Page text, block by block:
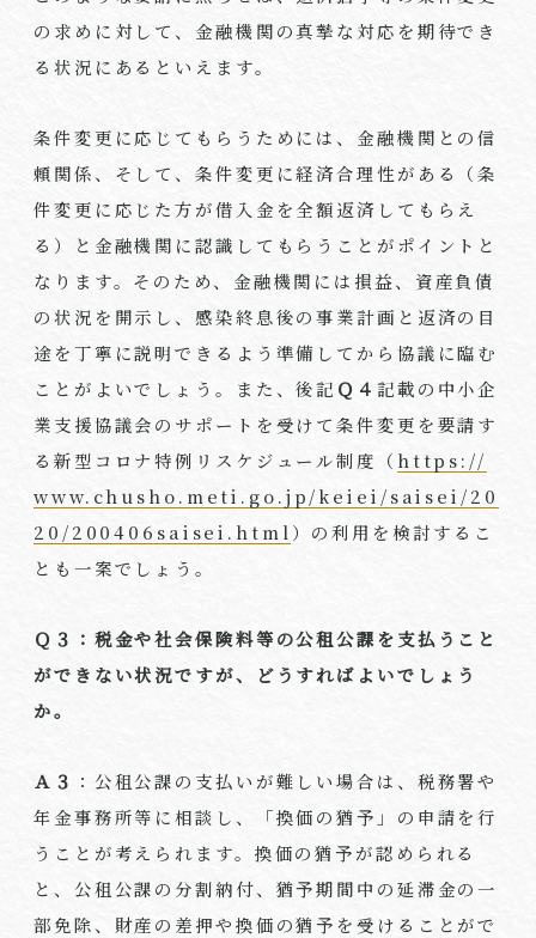
の求めに対して、金融機関の真摯な対応を期待でき
る状況にあるといえます。
条件変更に応じてもらうためには、金融機関との信
頼関係、そして、条件変更に経済合理性がある（条
件変更に応じた方が借入金を全額返済してもらえ
る）と金融機関に認識してもらうことがポイントと
なります。そのため、金融機関には損益、資産負債
の状況を開示し、感染終息後の事業計画と返済の目
途を丁寧に説明できるよう準備してから協議に臨む
ことがよいでしょう。また、後記 Ｑ４ 記載の中小企
業支援協議会のサポートを受けて条件変更を要請す
る新型コロナ特例リスケジュール制度（ https://
www.chusho.meti.go.jp/keiei/saisei/20
20/200406saisei.html ）の利用を検討するこ
とも一案でしょう。
Ｑ３：税金や社会保険料等の公租公課を支払うこと
ができない状況ですが、どうすればよいでしょう
か。
Ａ３ ：公租公課の支払いが難しい場合は、税務署や
年金事務所等に相談し、「換価の猶予」の申請を行
うことが考えられます。換価の猶予が認められる
と、公租公課の分割納付、猶予期間中の延滞金の一
部免除、財産の差押や換価の猶予を受けることがで